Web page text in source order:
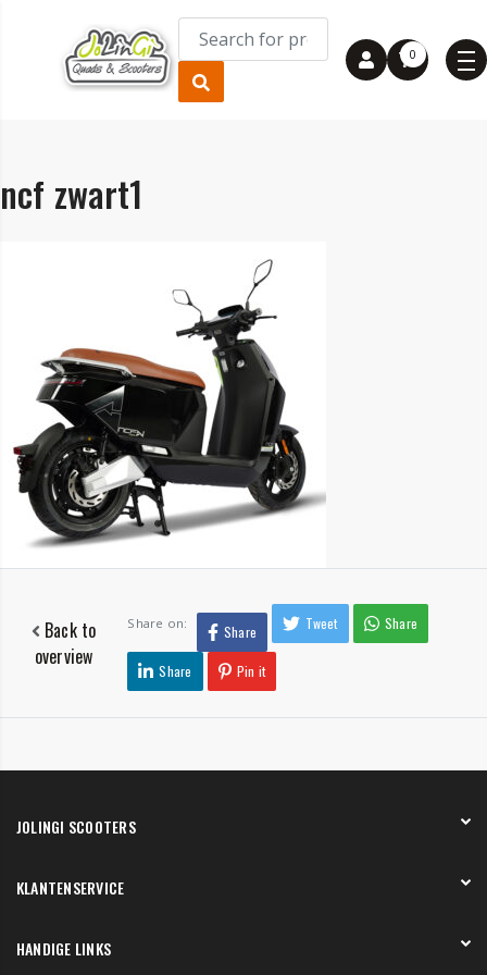
0
ncf zwart1
Back to
overview
Share on: Share Tweet Share
Share Pin it
JOLINGI SCOOTERS
Onze showroom
KLANTENSERVICE
Verzending en bezorging
HANDIGE LINKS